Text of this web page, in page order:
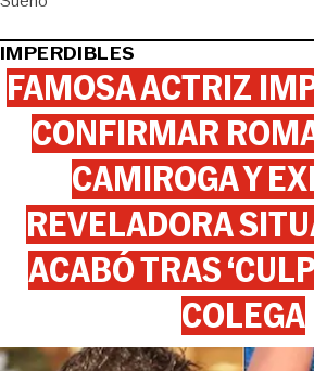
IMPERDIBLES
FAMOSA ACTRIZ
CONFIRMAR
CAMIROGA Y
REVELADORA
ACABÓ TRAS
COLEGA